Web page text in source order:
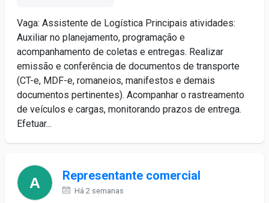
Vaga: Assistente de Logística Principais atividades:
Auxiliar no planejamento, programação e
acompanhamento de coletas e entregas. Realizar
emissão e conferência de documentos de transporte
(CT-e, MDF-e, romaneios, manifestos e demais
documentos pertinentes). Acompanhar o rastreamento
de veículos e cargas, monitorando prazos de entrega.
Efetuar...
Representante comercial
Há 2 semanas